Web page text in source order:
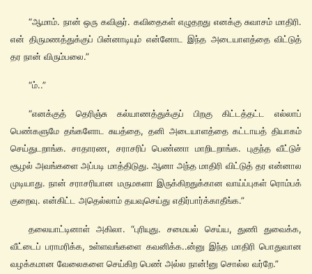
“ஆமாம். நான் ஒரு கவிஞர். கவிதைகள் எழுதறது எனக்கு சுவாசம் மாதிரி.
என் திருமணத்துக்குப் பின்னாடியும் என்னோட இந்த அடையாளத்தை விட்டுத்
தர நான் விரும்பலை.”
“ம்..”
“எனக்குத் தெரிஞ்சு கல்யாணத்துக்குப் பிறகு கிட்டத்தட்ட எல்லாப்
பெண்களுமே தங்களோட சுயத்தை, தனி அடையாளத்தை கட்டாயத் தியாகம்
செய்துடறாங்க. சாதாரண, சராசரிப் பெண்ணா மாறிடறாங்க. புகுந்த வீட்டுச்
சூழல் அவங்களை அப்படி மாத்திடுது. ஆனா அந்த மாதிரி விட்டுத் தர என்னால
முடியாது. நான் சராசரியான மருமகளா இருக்கிறதுக்கான வாய்ப்புகள் ரொம்பக்
குறைவு. என்கிட்ட அதெல்லாம் தயவுசெய்து எதிர்பார்க்காதீங்க.”
தலையாட்டினாள் அகிலா. “புரியுது. சமையல் செய்ய, துணி துவைக்க,
வீட்டைப் பராமரிக்க, உள்ளவங்களை கவனிக்க..ன்னு இந்த மாதிரி பொதுவான
வழக்கமான வேலைகளை செய்கிற பெண் அல்ல நான்!னு சொல்ல வர்றே.”